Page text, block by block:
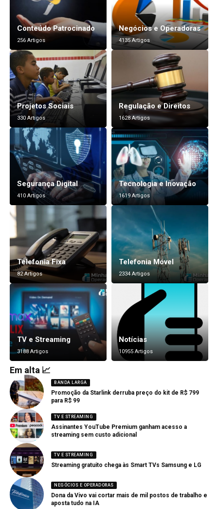
Conteúdo Patrocinado
256 Artigos
Negócios e Operadoras
4135 Artigos
Projetos Sociais
330 Artigos
Regulação e Direitos
1628 Artigos
Segurança Digital
410 Artigos
Tecnologia e Inovação
1619 Artigos
Telefonia Fixa
82 Artigos
Telefonia Móvel
2334 Artigos
TV e Streaming
3188 Artigos
Notícias
10955 Artigos
Em alta 📈
BANDA LARGA
Promoção da Starlink derruba preço do kit de R$ 799
para R$ 99
TV E STREAMING
Assinantes YouTube Premium ganham acesso a
streaming sem custo adicional
TV E STREAMING
Streaming gratuito chega às Smart TVs Samsung e LG
NEGÓCIOS E OPERADORAS
Dona da Vivo vai cortar mais de mil postos de trabalho e
aposta tudo na IA